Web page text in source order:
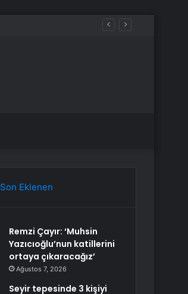
Son Eklenen
Remzi Çayır: ‘Muhsin
Yazıcıoğlu’nun katillerini
ortaya çıkaracağız’
Ağustos 7, 2026
Seyir tepesinde 3 kişiyi